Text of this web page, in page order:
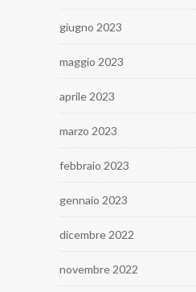
giugno 2023
maggio 2023
aprile 2023
marzo 2023
febbraio 2023
gennaio 2023
dicembre 2022
novembre 2022